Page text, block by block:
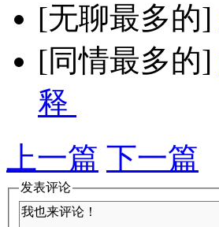
[无聊最多的]
[同情最多的]
释
上一篇 下一篇
发表评论